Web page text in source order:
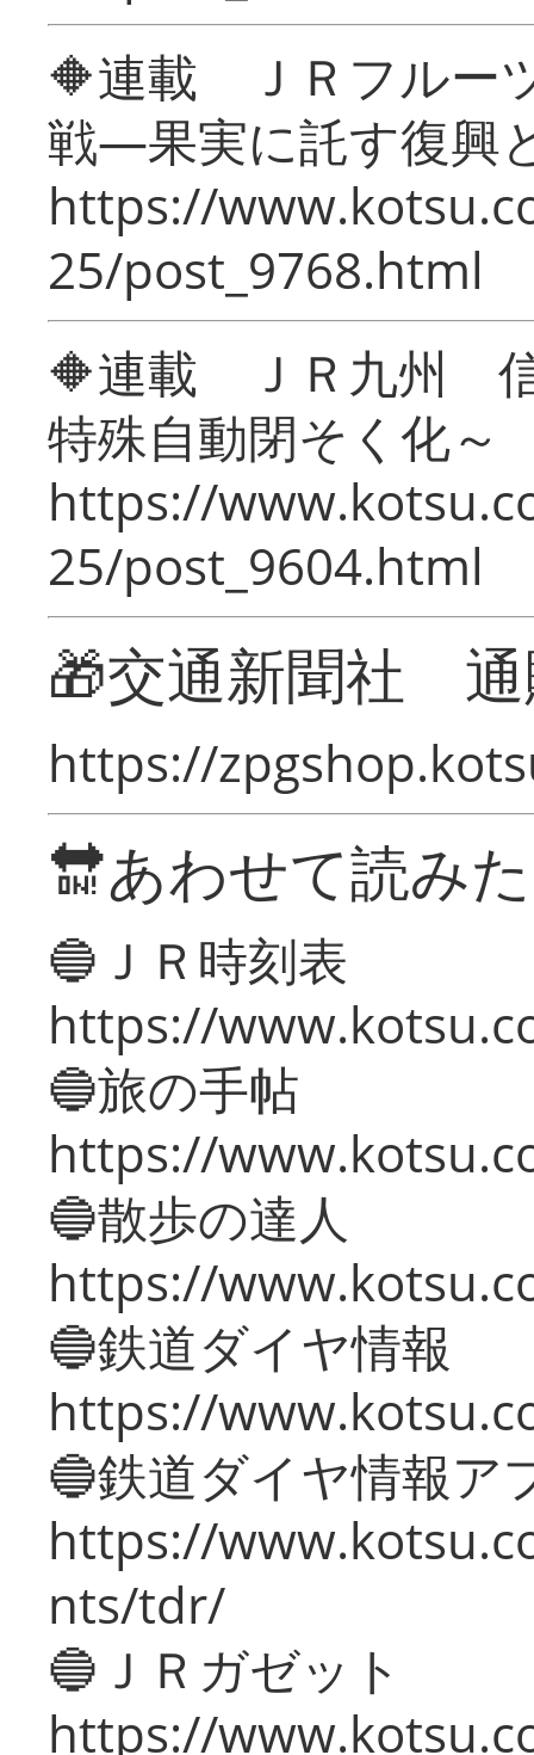
🔶連載 ＪＲフルー
戦―果実に託す復興
https://
25/post_9768.html
🔶連載 ＪＲ九州 信
特殊自動閉そく化～
https://
25/post_9604.html
🎁交通新聞社
https://
🔛あわせて読み
🔵ＪＲ時刻表
https://
🔵旅の手帖
https://
🔵散歩の達人
https://
🔵鉄道ダイヤ情報
https://
🔵鉄道ダイヤ情報ア
https://
nts/tdr/
🔵ＪＲガゼット
https://